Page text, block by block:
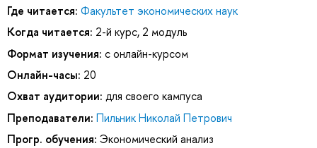
Где читается: Факультет экономических наук
Когда читается: 2-й курс, 2 модуль
Формат изучения: с онлайн-курсом
Онлайн-часы: 20
Охват аудитории: для своего кампуса
Преподаватели: Пильник Николай Петрович
Прогр. обучения: Экономический анализ